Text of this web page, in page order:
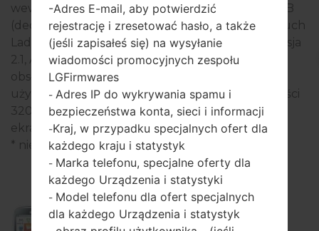
wewnętrzna 60MB i obsługuje microSD, do 32 GB
(dedykowane gniazdo). Urządzenia serii LG InTouch
Lady mają 3.5mm jack i obsługują Bluetooth wersja
2.1, A2DP, a także technologię GPS -. Port USB
obsługuje microUSB 2.0, a także -. W tej serii
używany jest wyświetlacz 2.4 in przy rozdzielczości
320 x 240 pikseli (~167 gęstość pikseli na cal), typ
ekranu TFT.
* niektóre dane mogą się różnić.
C320
-Adres E-mail, aby potwierdzić
rejestrację i zresetować hasło, a także
(jeśli zapisałeś się) na wysyłanie
wiadomości promocyjnych zespołu
LGFirmwares
- Adres IP do wykrywania spamu i
bezpieczeństwa konta, sieci i informacji
-Kraj, w przypadku specjalnych ofert dla
każdego kraju i statystyk
- Marka telefonu, specjalne oferty dla
każdego Urządzenia i statystyki
- Model telefonu dla ofert specjalnych
dla każdego Urządzenia i statystyk